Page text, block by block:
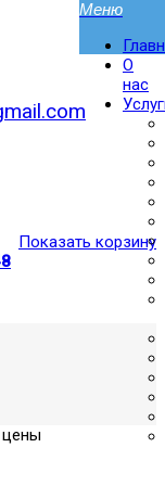
Показать корзину
О
нас